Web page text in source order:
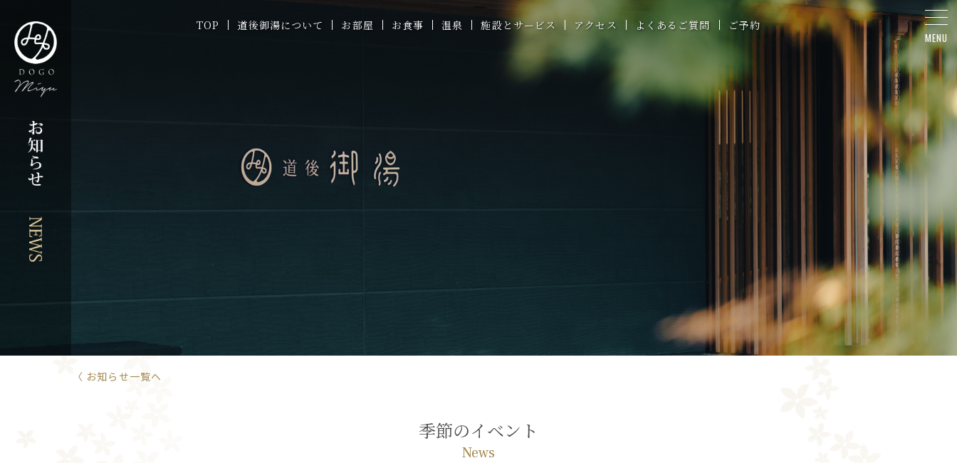
TOP 道後御湯について お部屋 お食事 温泉 施設とサービス アクセス よくあるご質問 ご予約
季節のイベント - お知らせ
〈 お知らせ一覧へ
季節のイベント
News